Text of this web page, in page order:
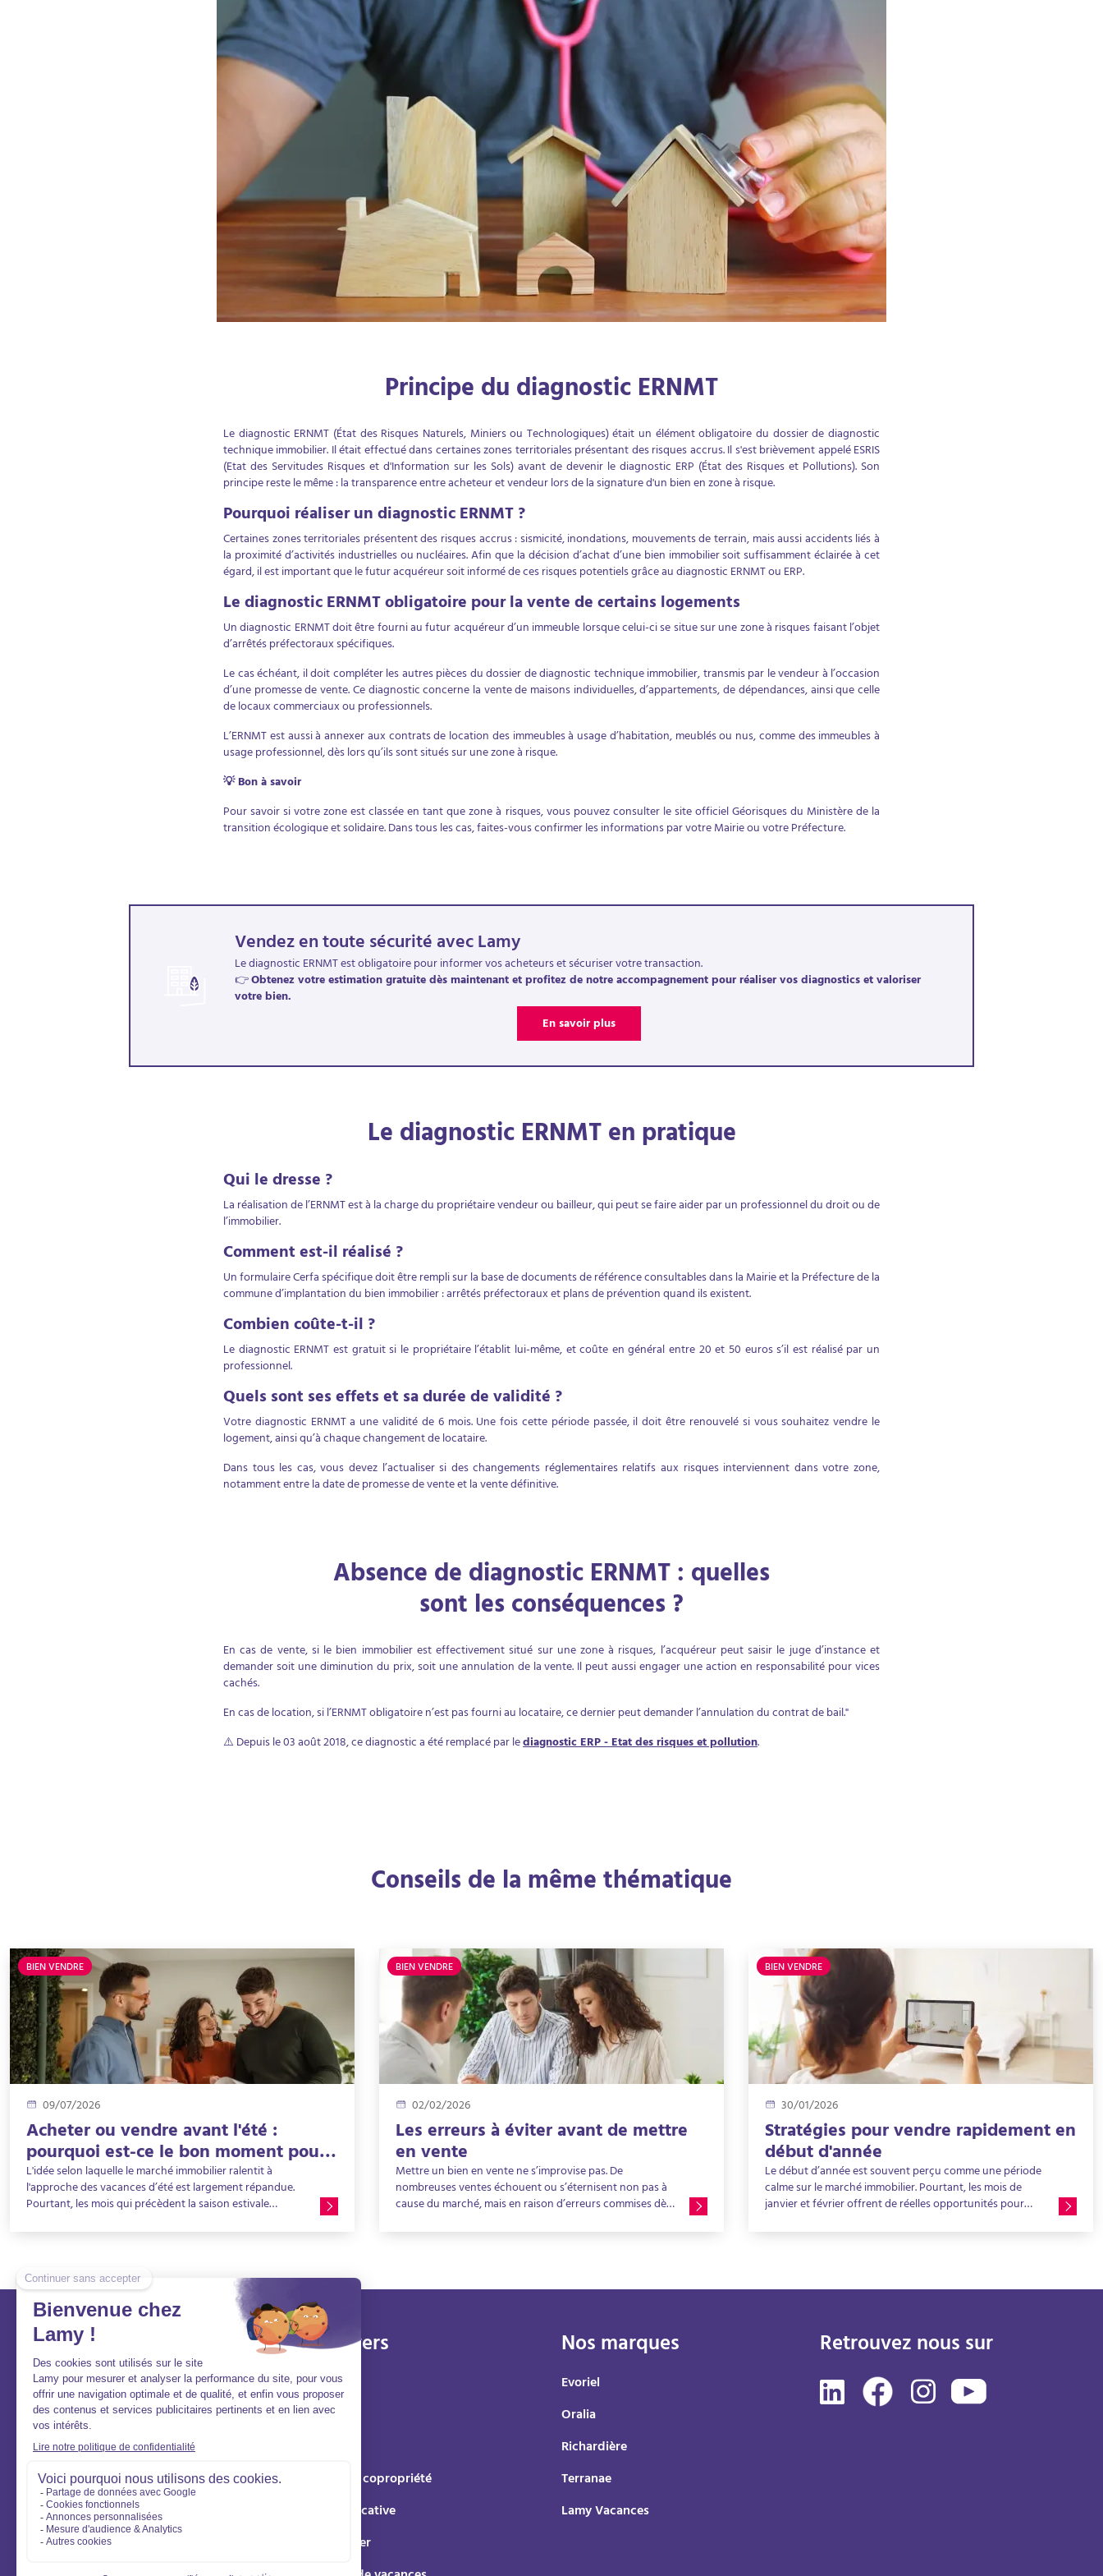
Principe du diagnostic ERNMT
Le diagnostic ERNMT (État des Risques Naturels, Miniers ou Technologiques) était un élément obligatoire du dossier de diagnostic
technique immobilier. Il était effectué dans certaines zones territoriales présentant des risques accrus. Il s'est brièvement appelé ESRIS
(Etat des Servitudes Risques et d'Information sur les Sols) avant de devenir le diagnostic ERP (État des Risques et Pollutions). Son
principe reste le même : la transparence entre acheteur et vendeur lors de la signature d'un bien en zone à risque.
Pourquoi réaliser un diagnostic ERNMT ?
Certaines zones territoriales présentent des risques accrus : sismicité, inondations, mouvements de terrain, mais aussi accidents liés à
la proximité d’activités industrielles ou nucléaires. Afin que la décision d’achat d’une bien immobilier soit suffisamment éclairée à cet
égard, il est important que le futur acquéreur soit informé de ces risques potentiels grâce au diagnostic ERNMT ou ERP.
Le diagnostic ERNMT obligatoire pour la vente de certains logements
Un diagnostic ERNMT doit être fourni au futur acquéreur d’un immeuble lorsque celui-ci se situe sur une zone à risques faisant l’objet
d’arrêtés préfectoraux spécifiques.
Le cas échéant, il doit compléter les autres pièces du dossier de diagnostic technique immobilier, transmis par le vendeur à l’occasion
d’une promesse de vente. Ce diagnostic concerne la vente de maisons individuelles, d’appartements, de dépendances, ainsi que celle
de locaux commerciaux ou professionnels.
L’ERNMT est aussi à annexer aux contrats de location des immeubles à usage d’habitation, meublés ou nus, comme des immeubles à
usage professionnel, dès lors qu’ils sont situés sur une zone à risque.
💡 Bon à savoir
Pour savoir si votre zone est classée en tant que zone à risques, vous pouvez consulter le site officiel Géorisques du Ministère de la
transition écologique et solidaire. Dans tous les cas, faites-vous confirmer les informations par votre Mairie ou votre Préfecture.
Vendez en toute sécurité avec Lamy
Le diagnostic ERNMT est obligatoire pour informer vos acheteurs et sécuriser votre transaction.
👉Obtenez votre estimation gratuite dès maintenant et profitez de notre accompagnement pour réaliser vos diagnostics et valoriser
votre bien.
En savoir plus
Le diagnostic ERNMT en pratique
Qui le dresse ?
La réalisation de l’ERNMT est à la charge du propriétaire vendeur ou bailleur, qui peut se faire aider par un professionnel du droit ou de
l’immobilier.
Comment est-il réalisé ?
Un formulaire Cerfa spécifique doit être rempli sur la base de documents de référence consultables dans la Mairie et la Préfecture de la
commune d’implantation du bien immobilier : arrêtés préfectoraux et plans de prévention quand ils existent.
Combien coûte-t-il ?
Le diagnostic ERNMT est gratuit si le propriétaire l’établit lui-même, et coûte en général entre 20 et 50 euros s’il est réalisé par un
professionnel.
Quels sont ses effets et sa durée de validité ?
Votre diagnostic ERNMT a une validité de 6 mois. Une fois cette période passée, il doit être renouvelé si vous souhaitez vendre le
logement, ainsi qu’à chaque changement de locataire.
Dans tous les cas, vous devez l’actualiser si des changements réglementaires relatifs aux risques interviennent dans votre zone,
notamment entre la date de promesse de vente et la vente définitive.
Absence de diagnostic ERNMT : quelles
sont les conséquences ?
En cas de vente, si le bien immobilier est effectivement situé sur une zone à risques, l’acquéreur peut saisir le juge d’instance et
demander soit une diminution du prix, soit une annulation de la vente. Il peut aussi engager une action en responsabilité pour vices
cachés.
En cas de location, si l’ERNMT obligatoire n’est pas fourni au locataire, ce dernier peut demander l’annulation du contrat de bail."
⚠️ Depuis le 03 août 2018, ce diagnostic a été remplacé par lediagnostic ERP - Etat des risques et pollution.
Conseils de la même thématique
BIEN VENDRE
09/07/2026
Acheter ou vendre avant l'été :
pourquoi est-ce le bon moment pour
concrétiser son projet immobilier ?
L'idée selon laquelle le marché immobilier ralentit à
l'approche des vacances d’été est largement répandue.
Pourtant, les mois qui précèdent la saison estivale
favorable pour concrétiser un projet immobilier. De
avant la rentrée, tandis que les vendeurs profitent d'une
demande encore soutenue et de conditions propices
pour mettre en valeur leur logement. Que vous
envisagiez d'acheter ou de vendre avant l'été, cette
période offre plusieurs avantages : des acquéreurs
motivés, des délais souvent mieux maîtrisés et la
possibilité d'organiser sereinement son déménagement
pendant les vacances. Découvrez pourquoi cette saison
représente une véritable opportunité et comment
optimiser votre projet immobilier avant l'été.
BIEN VENDRE
02/02/2026
Les erreurs à éviter avant de mettre
en vente
Mettre un bien en vente ne s’improvise pas. De
nombreuses ventes échouent ou s’éternisent non pas à
cause du marché, mais en raison d’erreurs commises dès
annonce peu visible, documents manquants ou stratégie
concrète vous permet d’identifier les principales erreurs
BIEN VENDRE
30/01/2026
Stratégies pour vendre rapidement en
début d'année
Le début d’année est souvent perçu comme une période
calme sur le marché immobilier. Pourtant, les mois de
janvier et février offrent de réelles opportunités pour
stratégie. Moins de concurrence, des acheteurs motivés
un choix pertinent et bénéficiez de conseils simples,
Lamy et vous
Aide et contact
FAQ
Qui sommes-nous ?
Nous rejoindre
Aller vers
Acheter
Louer
Syndic de copropriété
Gestion locative
Éco rénover
Nos marques
Evoriel
Oralia
Richardière
Terranae
Lamy Vacances
Retrouvez nous sur